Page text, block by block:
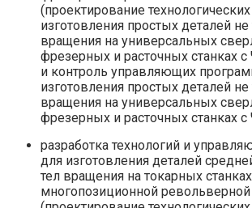
(проектирование
изготовления простых деталей не
вращения на универсальных
фрезерных и расточных станках
и контроль управляющих
изготовления простых деталей не
вращения на универсальных
фрезерных и расточных станках
разработка технологий и
для изготовления деталей
тел вращения на токарных
многопозиционной